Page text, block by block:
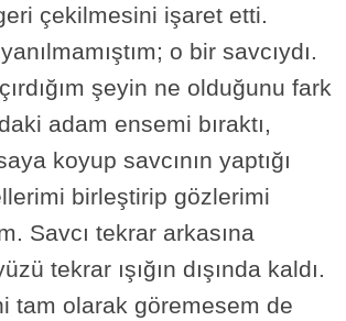
çekilmesini işaret etti.
o bir savcıydı.
şeyin ne olduğunu fark
adam ensemi bıraktı,
koyup savcının yaptığı
birleştirip gözlerimi
Savcı tekrar arkasına
tekrar ışığın dışında kaldı.
tam olarak göremesem de